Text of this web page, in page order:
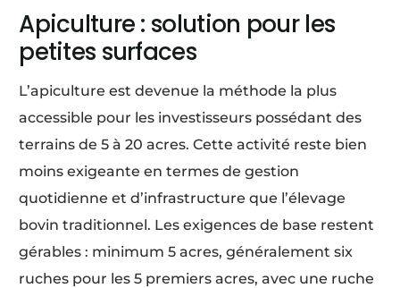
Apiculture : solution pour les
petites surfaces
L’apiculture est devenue la méthode la plus
accessible pour les investisseurs possédant des
terrains de 5 à 20 acres. Cette activité reste bien
moins exigeante en termes de gestion
quotidienne et d’infrastructure que l’élevage
bovin traditionnel. Les exigences de base restent
gérables : minimum 5 acres, généralement six
ruches pour les 5 premiers acres, avec une ruche